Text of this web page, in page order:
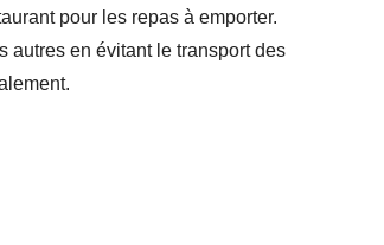
pour les repas à emporter.
autres en évitant le transport des